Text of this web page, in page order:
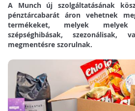
A Munch új szolgáltatásának
pénztárcabarát áron vehetnek
termékeket, melyek
szépséghibásak, szezonálisak,
megmentésre szorulnak.